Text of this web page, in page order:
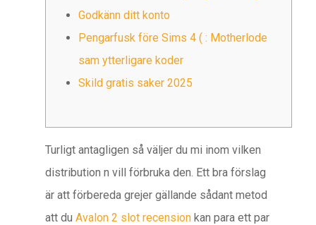
Godkänn ditt konto
Pengarfusk före Sims 4 ( : Motherlode
sam ytterligare koder
Skild gratis saker 2025
Turligt antagligen så väljer du mi inom vilken
distribution n vill förbruka den. Ett bra förslag
är att förbereda grejer gällande sådant metod
att du Avalon 2 slot recension kan para ett par